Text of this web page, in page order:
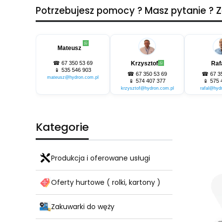
Potrzebujesz pomocy ? Masz pytanie ?
Mateusz
☎ 67 350 53 69
📱 535 546 903
mateusz@hydron.com.pl
Krzysztof
☎ 67 350 53 69
📱 574 407 377
krzysztof@hydron.com.pl
☎ 67
📱 575
Kategorie
Produkcja i oferowane usługi
Oferty hurtowe ( rolki, kartony )
Zakuwarki do węży